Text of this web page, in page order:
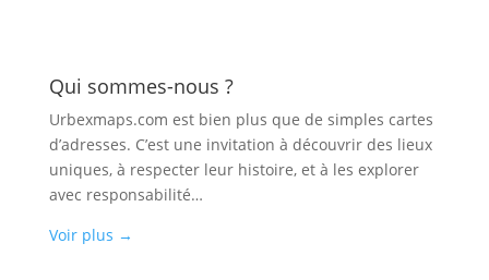
Qui sommes-nous ?
Urbexmaps.com est bien plus que de simples cartes
d’adresses. C’est une invitation à découvrir des lieux
uniques, à respecter leur histoire, et à les explorer
avec responsabilité…
Voir plus →